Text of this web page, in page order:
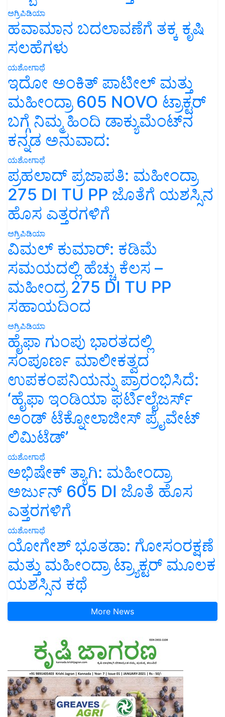
ಅಗ್ರಿಪಿಡಿಯಾ
ಹವಾಮಾನ ಬದಲಾವಣೆಗೆ ತಕ್ಕ ಕೃಷಿ
ಸಲಹೆಗಳು
ಯಶೋಗಾಥೆ
ಇದೋ ಅಂಕಿತ್ ಪಾಟೀಲ್ ಮತ್ತು
ಮಹೀಂದ್ರಾ 605 NOVO ಟ್ರಾಕ್ಟರ್
ಬಗ್ಗೆ ನಿಮ್ಮ ಹಿಂದಿ ಡಾಕ್ಯುಮೆಂಟ್‌ನ
ಕನ್ನಡ ಅನುವಾದ:
ಯಶೋಗಾಥೆ
ಪ್ರಹಲಾದ್ ಪ್ರಜಾಪತಿ: ಮಹೀಂದ್ರಾ
275 DI TU PP ಜೊತೆಗೆ ಯಶಸ್ಸಿನ
ಹೊಸ ಎತ್ತರಗಳಿಗೆ
ಅಗ್ರಿಪಿಡಿಯಾ
ವಿಮಲ್ ಕುಮಾರ್: ಕಡಿಮೆ
ಸಮಯದಲ್ಲಿ ಹೆಚ್ಚು ಕೆಲಸ –
ಮಹೀಂದ್ರ 275 DI TU PP
ಸಹಾಯದಿಂದ
ಅಗ್ರಿಪಿಡಿಯಾ
ಹೈಫಾ ಗುಂಪು ಭಾರತದಲ್ಲಿ
ಸಂಪೂರ್ಣ ಮಾಲೀಕತ್ವದ
ಉಪಕಂಪನಿಯನ್ನು ಪ್ರಾರಂಭಿಸಿದೆ:
‘ಹೈಫಾ ಇಂಡಿಯಾ ಫರ್ಟಿಲೈಜರ್ಸ್
ಅಂಡ್ ಟೆಕ್ನೋಲಾಜೀಸ್ ಪ್ರೈವೇಟ್
ಲಿಮಿಟೆಡ್’
ಯಶೋಗಾಥೆ
ಅಭಿಷೇಕ್ ತ್ಯಾಗಿ: ಮಹೀಂದ್ರಾ
ಅರ್ಜುನ್ 605 DI ಜೊತೆ ಹೊಸ
ಎತ್ತರಗಳಿಗೆ
ಯಶೋಗಾಥೆ
ಯೋಗೇಶ್ ಭೂತಡಾ: ಗೋಸಂರಕ್ಷಣೆ
ಮತ್ತು ಮಹೀಂದ್ರಾ ಟ್ರ್ಯಾಕ್ಟರ್ ಮೂಲಕ
ಯಶಸ್ಸಿನ ಕಥೆ
More News